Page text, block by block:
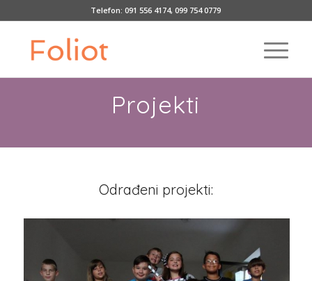
Telefon:091 556 4174,099 754 0779
Projekti
Odrađeni projekti: